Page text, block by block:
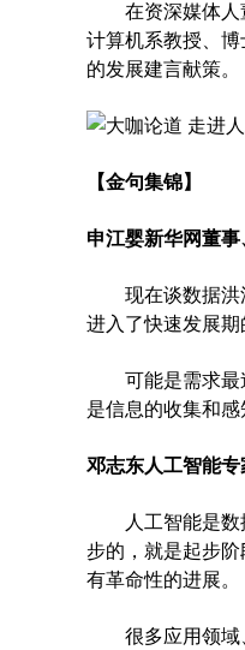
在资深媒体人
计算机系教授、
的发展建言献策。
【金句集锦】
申江婴新华网董
现在谈数据洪流
进入了快速发展期
可能是需求最
是信息的收集和
邓志东人工智能
人工智能是数
步的，就是起步
有革命性的进展。
很多应用领域、